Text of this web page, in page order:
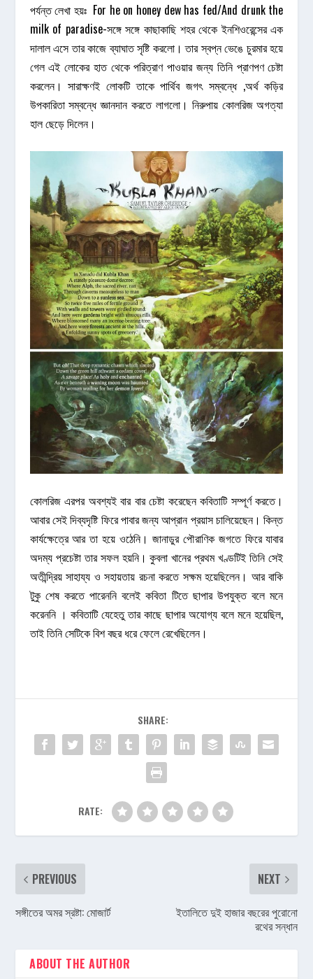
পর্যন্ত লেখা হয়ঃ For he on honey dew has fed/And drunk the
milk of paradise-সঙ্গে সঙ্গে কাছাকাছি শহর থেকে ইনশিওরেন্সের এক
দালাল এসে তার কাজে ব্যাঘাত সৃষ্টি করলো। তার স্বপ্ন ভেঙে চুরমার হয়ে
গেল এই লোকের হাত থেকে পরিত্রাণ পাওয়ার জন্য তিনি প্রাণপণ চেষ্টা
করলেন। সারাক্ষণই লোকটি তাকে পার্থিব জগৎ সম্বন্ধে ,অর্থ কড়ির
উপকারিতা সম্বন্ধে জ্ঞানদান করতে লাগলো। নিরুপায় কোলরিজ অগত্যা
হাল ছেড়ে দিলেন।
কোলরিজ এরপর অবশ্যই বার বার চেষ্টা করেছেন কবিতাটি সম্পূর্ণ করতে।
আবার সেই দিব্যদৃষ্টি ফিরে পাবার জন্য আপ্রান প্রয়াস চালিয়েছেন। কিন্ত
কার্যক্ষেত্রে আর তা হয়ে ওঠেনি। জানাডুর পৌরাণিক জগতে ফিরে যাবার
অদম্য প্রচেষ্টা তার সফল হয়নি। কুবলা খানের প্রথম খণ্ডটিই তিনি সেই
অতীন্দ্রিয় সাহায্য ও সহায়তায় রচনা করতে সক্ষম হয়েছিলেন। আর বাকি
টুকু শেষ করতে পারেননি বলেই কবিতা টিতে ছাপার উপযুক্ত বলে মনে
করেননি । কবিতাটি যেহেতু তার কাছে ছাপার অযোগ্য বলে মনে হয়েছিল,
তাই তিনি সেটিকে বিশ বছর ধরে ফেলে রেখেছিলেন।
SHARE:
RATE:
PREVIOUS
সঙ্গীতের অমর স্রষ্টা: মোজার্ট
NEXT
ইতালিতে দুই হাজার বছরের পুরোনো
রথের সন্ধান
ABOUT THE AUTHOR